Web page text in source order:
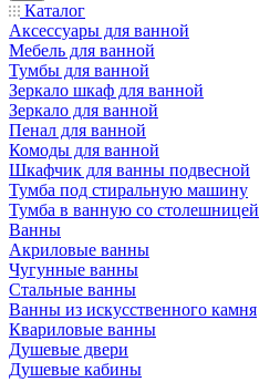
Каталог
Аксессуары для ванной
Мебель для ванной
Тумбы для ванной
Зеркало шкаф для ванной
Зеркало для ванной
Пенал для ванной
Комоды для ванной
Шкафчик для ванны подвесной
Тумба под стиральную машину
Тумба в ванную со столешницей
Ванны
Акриловые ванны
Чугунные ванны
Стальные ванны
Ванны из искусственного камня
Квариловые ванны
Душевые двери
Душевые кабины